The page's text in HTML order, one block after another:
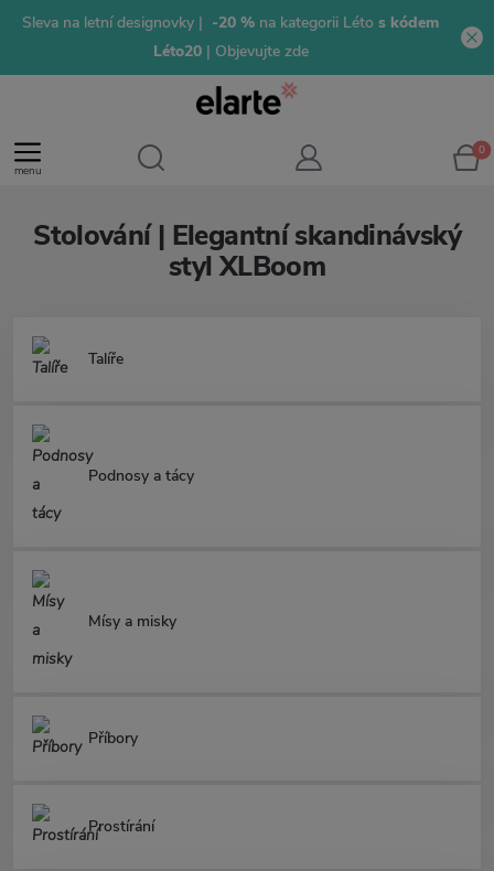
Sleva na letní designovky | -20 % na kategorii Léto s kódem
Léto20 | Objevujte zde
menu
0
Stolování | Elegantní skandinávský
styl XLBoom
Talíře
Podnosy a tácy
Mísy a misky
Příbory
Prostírání